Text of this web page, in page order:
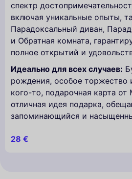
спектр
включая уникальные опыты,
Парадоксальный диван,
и Обратная комната,
полное открытий и
Идеально для всех случаев:
рождения, особое торжество
кого-то, подарочная карта
отличная идея подарка,
запоминающийся и
28 €